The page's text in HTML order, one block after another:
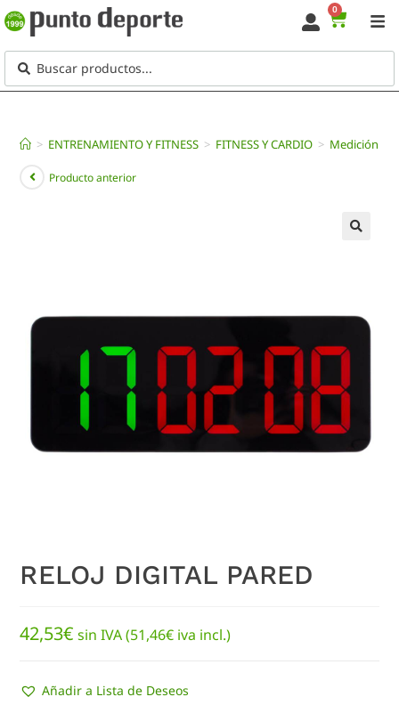
0
> ENTRENAMIENTO Y FITNESS > FITNESS Y CARDIO > Medición y
Producto anterior
RELOJ DIGITAL PARED
42,53€ sin IVA (51,46€ iva incl.)
Añadir a Lista de Deseos